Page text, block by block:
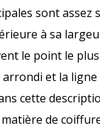
sont assez
à sa
le point le
et la
cette
de